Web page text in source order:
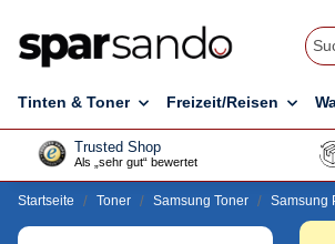
Tinten & Toner Freizeit/Reisen
Trusted Shop
Als „sehr gut“ bewertet
Startseite Toner Samsung Toner Samsung